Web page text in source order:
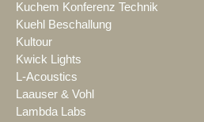
Kuchem Konferenz Technik
Kuehl Beschallung
Kultour
Kwick Lights
L-Acoustics
Laauser & Vohl
Lambda Labs